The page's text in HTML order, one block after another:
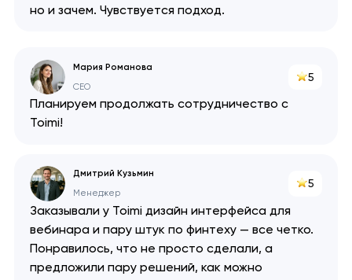
но и зачем. Чувствуется подход.
Мария Романова
CEO
5
Планируем продолжать сотрудничество с
Toimi!
Дмитрий Кузьмин
Менеджер
5
Заказывали у Toimi дизайн интерфейса для
вебинара и пару штук по финтеху — все четко.
Понравилось, что не просто сделали, а
предложили пару решений, как можно